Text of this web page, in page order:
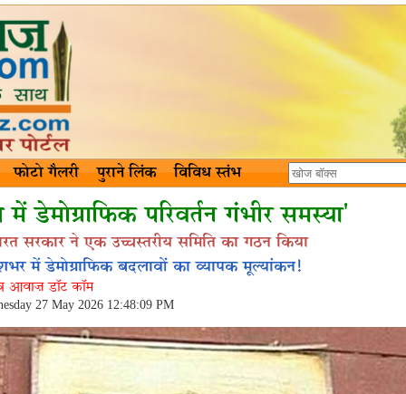
फोटो गैलरी पुराने लिंक विविध स्तंभ
डेमोग्राफिक परिवर्तन गंभीर समस्या'
सरकार ने एक उच्चस्तरीय समिति का गठन किया
में डेमोग्राफिक बदलावों का व्यापक मूल्यांकन!
आवाज़ डॉट कॉम
27 May 2026 12:48:09 PM